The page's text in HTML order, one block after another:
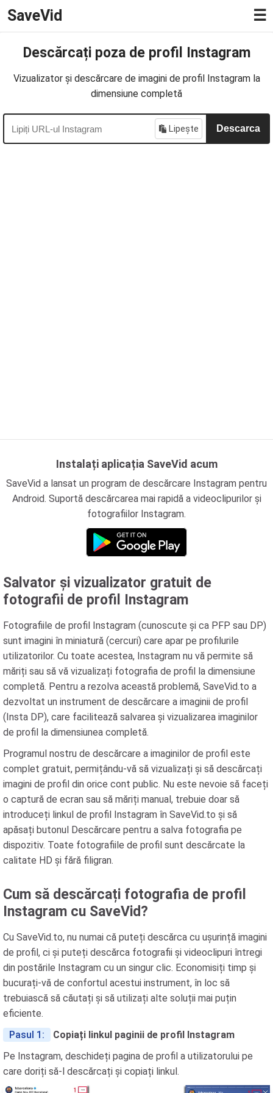
SaveVid ☰
Descărcați poza de profil Instagram
Vizualizator și descărcare de imagini de profil Instagram la
dimensiune completă
Lipește Descarca
Instalați aplicația SaveVid acum
SaveVid a lansat un program de descărcare Instagram pentru
Android. Suportă descărcarea mai rapidă a videoclipurilor și
fotografiilor Instagram.
Salvator și vizualizator gratuit de
fotografii de profil Instagram
Fotografiile de profil Instagram (cunoscute și ca PFP sau DP)
sunt imagini în miniatură (cercuri) care apar pe profilurile
utilizatorilor. Cu toate acestea, Instagram nu vă permite să
măriți sau să vă vizualizați fotografia de profil la dimensiune
completă. Pentru a rezolva această problemă, SaveVid.to a
dezvoltat un instrument de descărcare a imaginii de profil
(Insta DP), care facilitează salvarea și vizualizarea imaginilor
de profil la dimensiunea completă.
Programul nostru de descărcare a imaginilor de profil este
complet gratuit, permițându-vă să vizualizați și să descărcați
imagini de profil din orice cont public. Nu este nevoie să faceți
o captură de ecran sau să măriți manual, trebuie doar să
introduceți linkul de profil Instagram în SaveVid.to și să
apăsați butonul Descărcare pentru a salva fotografia pe
dispozitiv. Toate fotografiile de profil sunt descărcate la
calitate HD și fără filigran.
Cum să descărcați fotografia de profil
Instagram cu SaveVid?
Cu SaveVid.to, nu numai că puteți descărca cu ușurință imagini
de profil, ci și puteți descărca fotografii și videoclipuri întregi
din postările Instagram cu un singur clic. Economisiți timp și
bucurați-vă de confortul acestui instrument, în loc să
trebuiască să căutați și să utilizați alte soluții mai puțin
eficiente.
Pasul 1:
Copiați linkul paginii de profil Instagram
Pe Instagram, deschideți pagina de profil a utilizatorului pe
care doriți să-l descărcați și copiați linkul.